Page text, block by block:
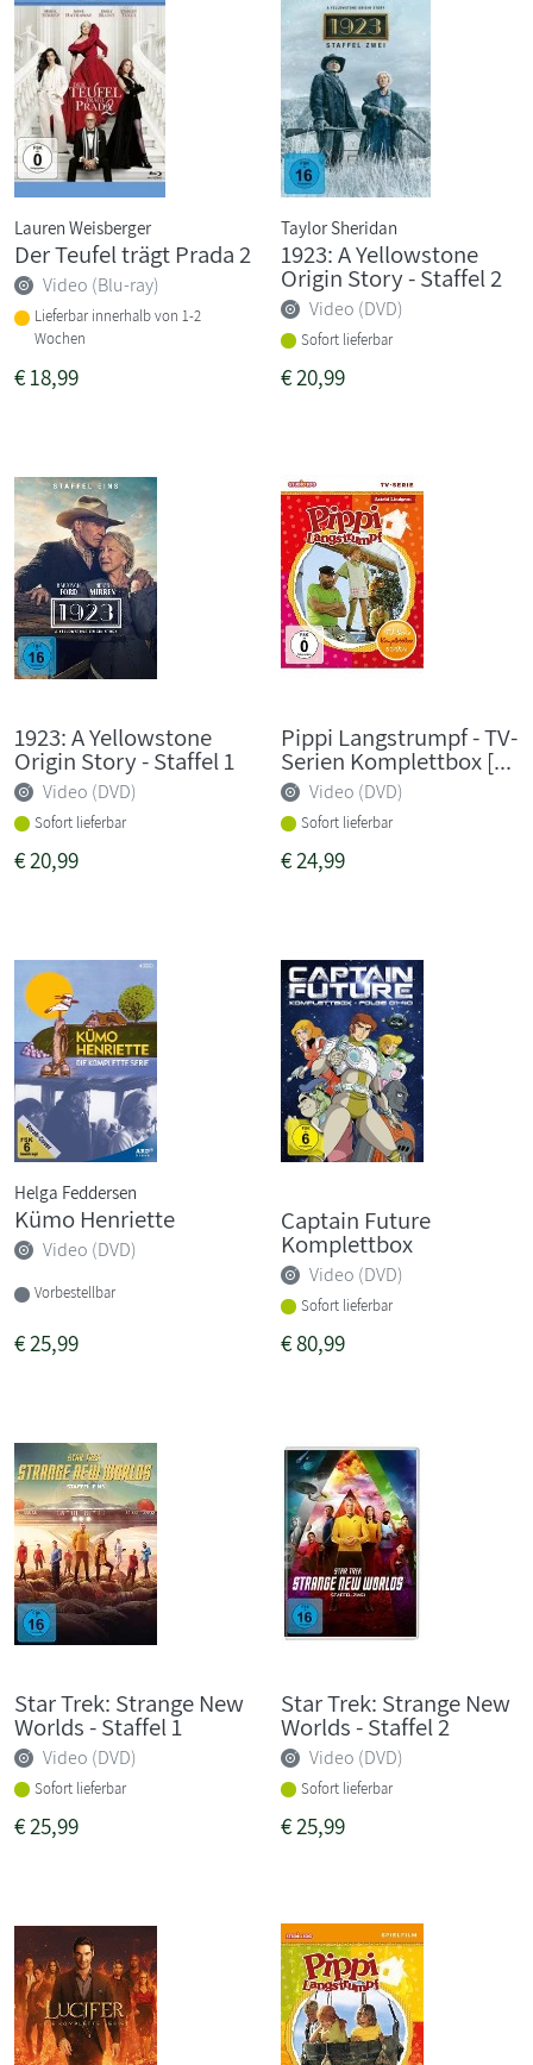
Lauren Weisberger
Der Teufel trägt Prada 2
Video (Blu-ray)
Lieferbar innerhalb von 1-2
Wochen
€18,99
Taylor Sheridan
1923: A Yellowstone
Origin Story - Staffel 2
Video (DVD)
Sofort lieferbar
€20,99
1923: A Yellowstone
Origin Story - Staffel 1
Video (DVD)
Sofort lieferbar
€20,99
Pippi Langstrumpf - TV-
Serien Komplettbox [...
Video (DVD)
Sofort lieferbar
€24,99
Helga Feddersen
Kümo Henriette
Video (DVD)
Vorbestellbar
€25,99
Captain Future
Komplettbox
Video (DVD)
Sofort lieferbar
€80,99
Star Trek: Strange New
Worlds - Staffel 1
Video (DVD)
Sofort lieferbar
€25,99
Star Trek: Strange New
Worlds - Staffel 2
Video (DVD)
Sofort lieferbar
€25,99